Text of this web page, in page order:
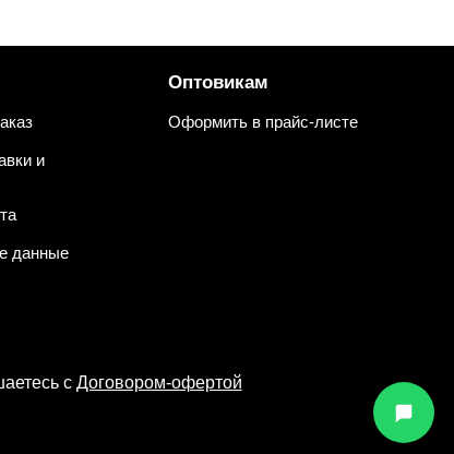
и
данные
Оптовикам
Оформить в прайс-листе
с Договором-офертой